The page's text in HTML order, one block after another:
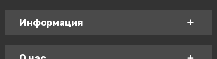
Информация